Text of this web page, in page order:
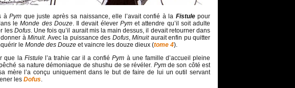
à Pym que juste après sa naissance, elle l’avait confié à la Fistulepour
leMonde des Douze. Il devait élever Pymet attendre qu’il soit adulte
les Dofus. Une fois qu’il aurait mis la main dessus, il devait retourner dans
àMinuit. Avec la puissance des Dofus,Minuitaurait enfin pu quitter
le Monde des Douze et vaincre les douze dieux (tome 4).
que la Fistulel’a trahie car il a confiéPym à une famille d’accueil pleine
sa nature démoniaque de shushu de se révéler. Pymde son côté est
mère l’a conçu uniquement dans le but de faire de lui un outil servant
les Dofus